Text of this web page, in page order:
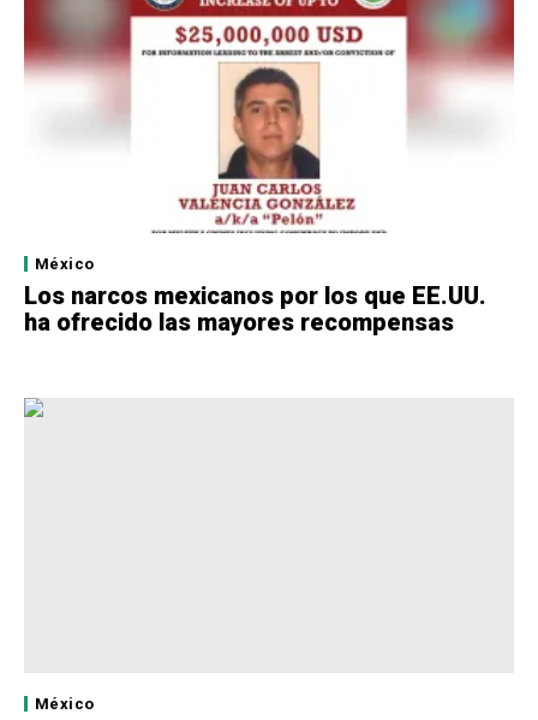
México
Los narcos mexicanos por los que EE.UU.
ha ofrecido las mayores recompensas
México